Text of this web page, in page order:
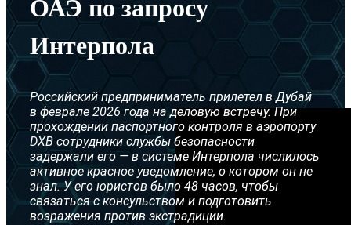
Желтое
Ордер
ОАЭ по запросу
Интерпола
Российский предприниматель прилетел в Дубай
в феврале 2026 года на деловую встречу. При
прохождении паспортного контроля в аэропорту
DXB сотрудники службы безопасности
задержали его — в системе Интерпола числилось
активное красное уведомление, о котором он не
знал. У его юристов было 48 часов, чтобы
связаться с консульством и подготовить
возражения против экстрадиции.